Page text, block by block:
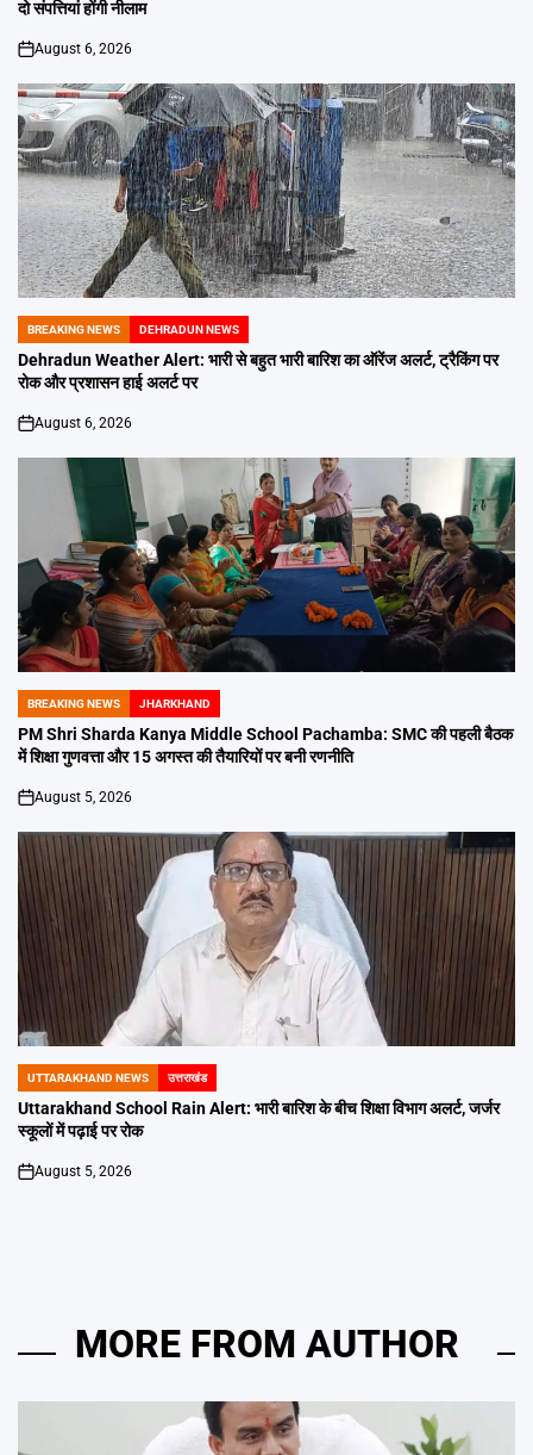
दो संपत्तियां होंगी नीलाम
on
August 6, 2026
POSTED
IN
BREAKING NEWS DEHRADUN NEWS
Dehradun Weather Alert: भारी से बहुत भारी बारिश का ऑरेंज अलर्ट, ट्रैकिंग पर
रोक और प्रशासन हाई अलर्ट पर
on
August 6, 2026
POSTED
IN
BREAKING NEWS JHARKHAND
PM Shri Sharda Kanya Middle School Pachamba: SMC की पहली बैठक
में शिक्षा गुणवत्ता और 15 अगस्त की तैयारियों पर बनी रणनीति
on
August 5, 2026
POSTED
IN
UTTARAKHAND NEWS उत्तराखंड
Uttarakhand School Rain Alert: भारी बारिश के बीच शिक्षा विभाग अलर्ट, जर्जर
स्कूलों में पढ़ाई पर रोक
on
August 5, 2026
MORE FROM AUTHOR